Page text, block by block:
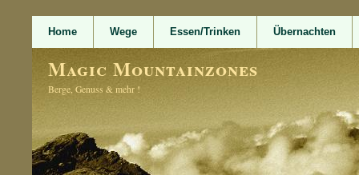
Home Wege Essen/Trinken Übernachten
Magic Mountainzones
Berge, Genuss & mehr !